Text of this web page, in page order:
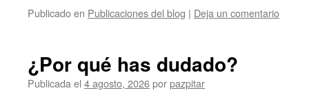
Publicado en Publicaciones del blog | Deja un comentario
¿Por qué has dudado?
Publicada el 4 agosto, 2026porpazpitar